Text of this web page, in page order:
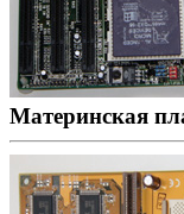
Материнская